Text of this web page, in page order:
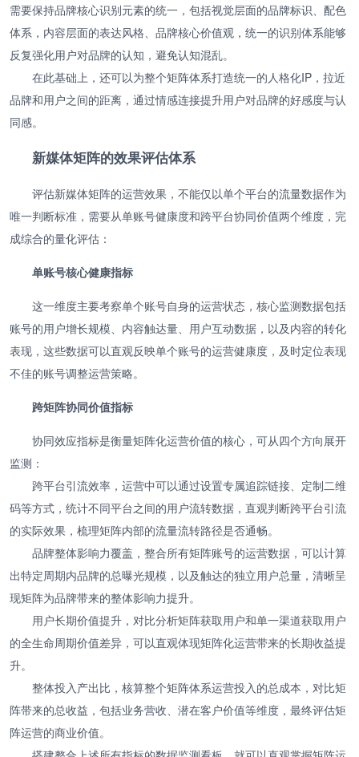
需要保持品牌核心识别元素的统一，包括视觉层面的品牌标识、配色
体系，内容层面的表达风格、品牌核心价值观，统一的识别体系能够
反复强化用户对品牌的认知，避免认知混乱。
在此基础上，还可以为整个矩阵体系打造统一的人格化IP，拉近
品牌和用户之间的距离，通过情感连接提升用户对品牌的好感度与认
同感。
新媒体矩阵的效果评估体系
评估新媒体矩阵的运营效果，不能仅以单个平台的流量数据作为
唯一判断标准，需要从单账号健康度和跨平台协同价值两个维度，完
成综合的量化评估：
单账号核心健康指标
这一维度主要考察单个账号自身的运营状态，核心监测数据包括
账号的用户增长规模、内容触达量、用户互动数据，以及内容的转化
表现，这些数据可以直观反映单个账号的运营健康度，及时定位表现
不佳的账号调整运营策略。
跨矩阵协同价值指标
协同效应指标是衡量矩阵化运营价值的核心，可从四个方向展开
监测：
跨平台引流效率，运营中可以通过设置专属追踪链接、定制二维
码等方式，统计不同平台之间的用户流转数据，直观判断跨平台引流
的实际效果，梳理矩阵内部的流量流转路径是否通畅。
品牌整体影响力覆盖，整合所有矩阵账号的运营数据，可以计算
出特定周期内品牌的总曝光规模，以及触达的独立用户总量，清晰呈
现矩阵为品牌带来的整体影响力提升。
用户长期价值提升，对比分析矩阵获取用户和单一渠道获取用户
的全生命周期价值差异，可以直观体现矩阵化运营带来的长期收益提
升。
整体投入产出比，核算整个矩阵体系运营投入的总成本，对比矩
阵带来的总收益，包括业务营收、潜在客户价值等维度，最终评估矩
阵运营的商业价值。